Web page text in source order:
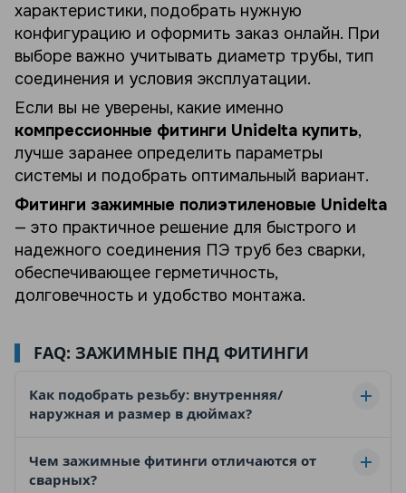
характеристики, подобрать нужную
конфигурацию и оформить заказ онлайн. При
выборе важно учитывать диаметр трубы, тип
соединения и условия эксплуатации.
Если вы не уверены, какие именно
компрессионные фитинги Unidelta купить,
лучше заранее определить параметры
системы и подобрать оптимальный вариант.
Фитинги зажимные полиэтиленовые Unidelta
— это практичное решение для быстрого и
надежного соединения ПЭ труб без сварки,
обеспечивающее герметичность,
долговечность и удобство монтажа.
FAQ: ЗАЖИМНЫЕ ПНД ФИТИНГИ
Как подобрать резьбу: внутренняя/
наружная и размер в дюймах?
Наружная резьба (НР)
корпуса, внутренняя (ВР)
Чем зажимные фитинги отличаются от
сварных?